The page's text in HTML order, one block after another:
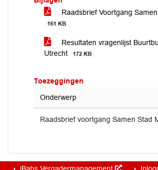
Raadsbrief Voortgang
161 KB
Resultaten vragenlijst
Utrecht
172 KB
Toezeggingen
Onderwerp
Raadsbrief voortgang Samen Stad